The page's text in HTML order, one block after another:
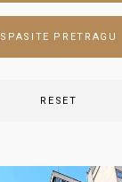
SPASITE PRETRAGU
RESET